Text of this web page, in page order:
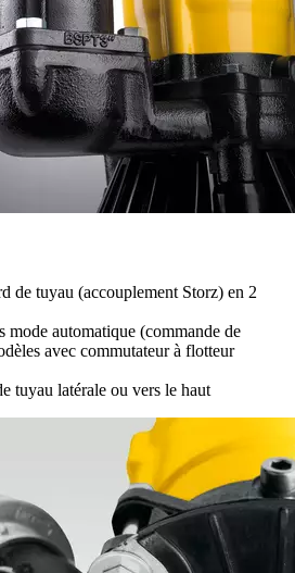
de tuyau (accouplement Storz) en 2
mode automatique (commande de
avec commutateur à flotteur
tuyau latérale ou vers le haut